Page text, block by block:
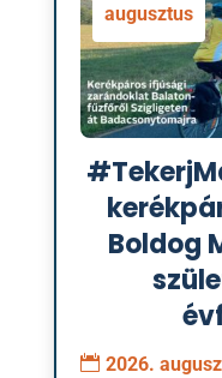
augusztus
Boldog
2026.